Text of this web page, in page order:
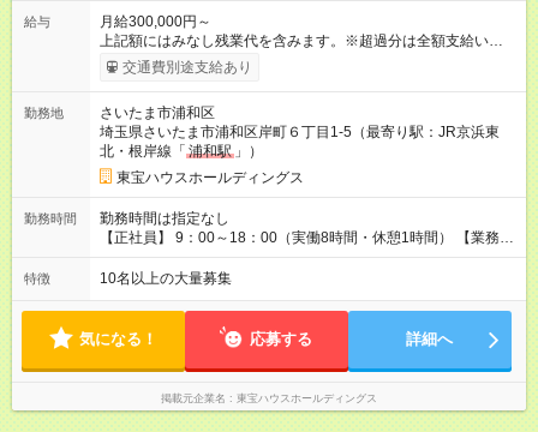
給与
月給300,000円～
上記額にはみなし残業代を含みます。※超過分は全額支給いたし
ます。 みなし残業代 96,000円／月 みなし残業時間 60時間／月
入社時は正社員。将来的には業務委託も選択可能。 【正社員】
の入金額のうち300万円超過分の20％を3ヶ月ごとに支給 ※月給
は固定残業代（9万6000円／60時間分）を含み、超過分は別途
支給。 ※試用期間中（最大6ヶ月）はAを適用。 【業務委託】歩
合給 入金額の30％を月ごと支給（50万円以下は25％）。入金が
ない月も12.5万円を最低保証。 【試用期間】試用期間あり 試用
期間の長さ：6ヶ月 雇用形態、給与は本採用時と同じです。
交通費別途支給あり
勤務地
さいたま市浦和区
埼玉県さいたま市浦和区岸町６丁目1-5（最寄り駅：JR京浜東
北・根岸線「 浦和駅 」）
東宝ハウスホールディングス
勤務時間
勤務時間は指定なし
【正社員】 9：00～18：00（実働8時間・休憩1時間） 【業務委
託】 9：00～18：00（実働8時間・休憩1時間） ※毎週火曜・水
曜以外での勤務 ◎働き方改革推進中！正社員雇用の場合、残業
特徴 10名以上の大量募集
気になる！ 応募する 詳細へ
掲載元企業名 東宝ハウスホールディングス